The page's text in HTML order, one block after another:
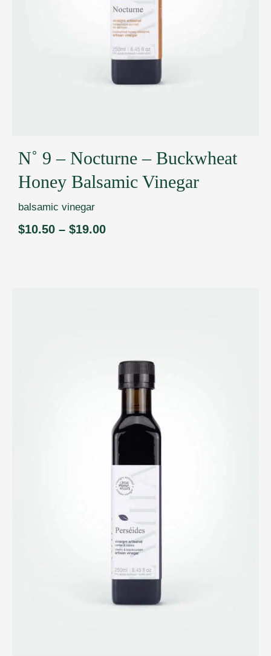
N˚ 9 – Nocturne – Buckwheat
Honey Balsamic Vinegar
balsamic vinegar
$10.50 – $19.00Price